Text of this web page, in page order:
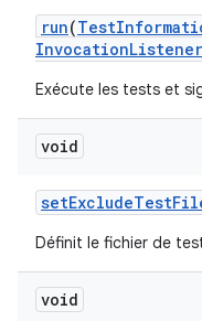
run(Test
InvocationListener
Exécute les tests et
void
setExcludeTest
Définit le fichier de
void